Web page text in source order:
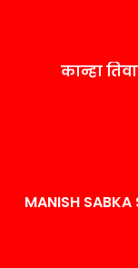
कान्हा
MANISH SABKA